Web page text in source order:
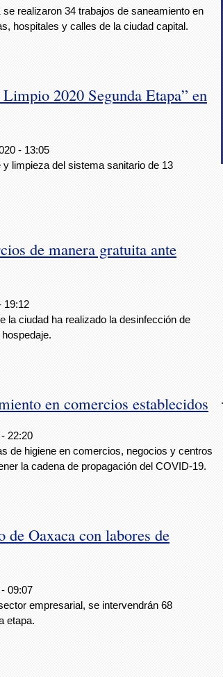
se realizaron 34 trabajos de saneamiento en
hospitales y calles de la ciudad capital.
2020 Segunda Etapa” en
- 13:05
limpieza del sistema sanitario de 13
de manera gratuita ante
19:12
la ciudad ha realizado la desinfección de
en comercios establecidos
22:20
de higiene en comercios, negocios y centros
la cadena de propagación del COVID-19.
Oaxaca con labores de
09:07
empresarial, se intervendrán 68
etapa.
.